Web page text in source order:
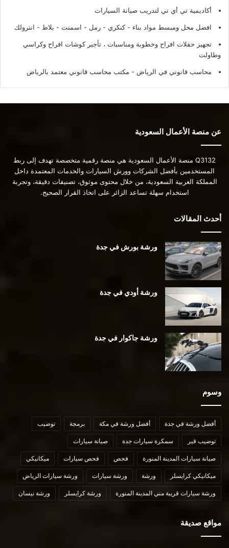
أكاديمية تي أي تي لتدريب صيانة السيارات
افضل محل ومبسط مواد بناء - كنكري - رمل - اسمنت - بلاط - انترولك
تجهيز حفلات افراح وخطوبة ومناسبات ، تأجير كوشات افراح وكراسي
وطاولت
محاسب قانوني في الرياض - مكتب محاسب قانوني معتمد بالرياض
عن منصة الأعمال السعودية
Q3132 منصة الأعمال السعودية هي منصة رقمية متخصصة تهدف إلى ربط
المستخدمين بأفضل الشركات وورش السيارات والخدمات المعتمدة داخل
المملكة العربية السعودية، من خلال محتوى موثوق، تصنيفات دقيقة، وتجربة
استخدام سهلة تساعد الزائر على اتخاذ القرار الصحيح.
أحدث المقالات
ورشة بورش في جدة
ورشة أودي في جدة
ورشة جاكوار في جدة
وسوم
أفضل ورشة في جدة أفضل ورشة في مكة برمجة توضيب
توضيب قير سمكرة سيارات جدة صيانة سيارات
صيانة سيارات المدينة المنورة فحص فحص سيارات ميكانيكي
ميكانيكي كرايسلر ورشة ورشة سيارات ورشة سيارات الرياض
ورشة سيارات قريبة مني المدينة المنورة ورشة كرايسلر ورشة نيسان
مواقع صديقة